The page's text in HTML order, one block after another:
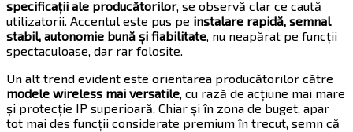
specificații ale producătorilor, se observă clar ce caută
utilizatorii. Accentul este pus pe instalare rapidă, semnal
stabil, autonomie bună și fiabilitate, nu neapărat pe funcții
spectaculoase, dar rar folosite.
Un alt trend evident este orientarea producătorilor către
modele wireless mai versatile, cu rază de acțiune mai mare
și protecție IP superioară. Chiar și în zona de buget, apar
tot mai des funcții considerate premium în trecut, semn că